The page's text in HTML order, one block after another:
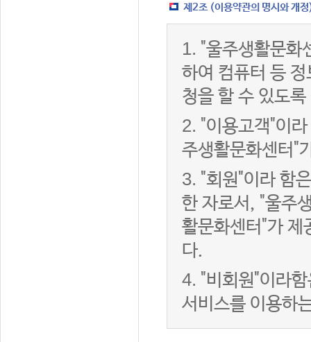
제2조 (이용약관의 명시와 개
1. "울주생활문화
하여 컴퓨터 등
청을 할 수 있도
2. "이용고객"이
주생활문화센터"
3. "회원"이라 함
한 자로서, "울주
활문화센터"가 제
다.
4. "비회원"이라
서비스를 이용하